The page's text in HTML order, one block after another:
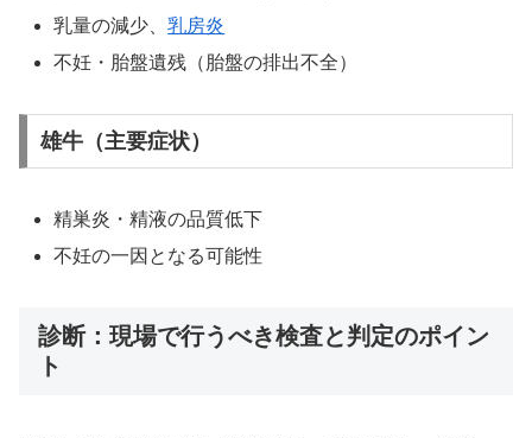
乳量の減少、乳房炎
不妊・胎盤遺残（胎盤の排出不全）
雄牛（主要症状）
精巣炎・精液の品質低下
不妊の一因となる可能性
診断：現場で行うべき検査と判定のポイン
ト